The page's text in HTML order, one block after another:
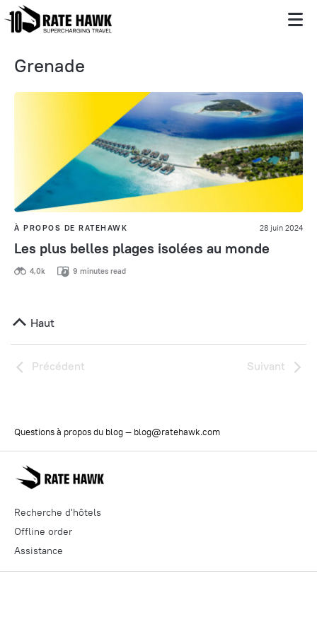
Grenade
À PROPOS DE RATEHAWK 28 juin 2024
Les plus belles plages isolées au monde
4,0k 9 minutes read
Haut
Précédent Suivant
Recherche d'hôtels
Offline order
Assistance
Questions à propos du blog — blog@ratehawk.com